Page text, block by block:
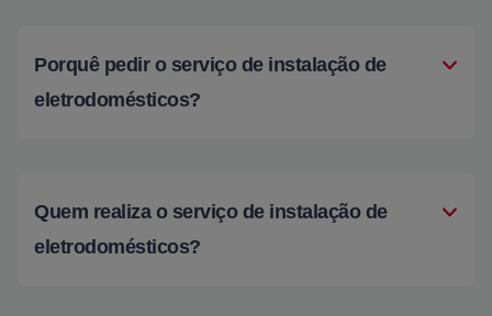
Porquê pedir o serviço de instalação de
eletrodomésticos?
Quem realiza o serviço de instalação de
eletrodomésticos?